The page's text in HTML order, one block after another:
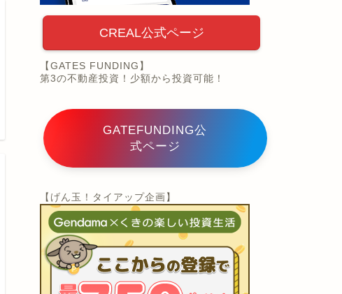
CREAL公式ページ
【GATES FUNDING】
第3の不動産投資！少額から投資可能！
GATEFUNDING公
式ページ
【げん玉！タイアップ企画】